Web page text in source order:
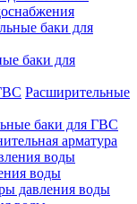
баки для
баки для
Расширительные
баки для ГВС
арматура
воды
давления воды